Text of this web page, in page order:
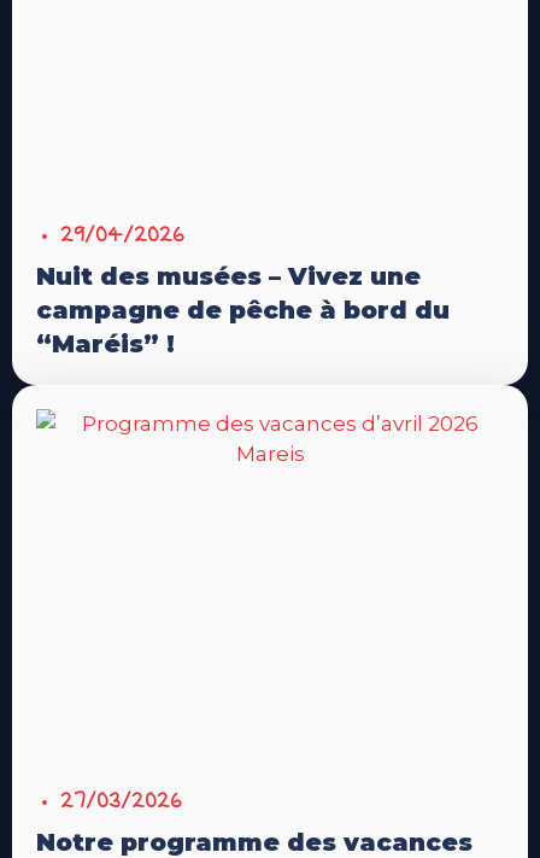
29/04/2026
Nuit des musées – Vivez une
campagne de pêche à bord du
“Maréis” !
27/03/2026
Notre programme des vacances